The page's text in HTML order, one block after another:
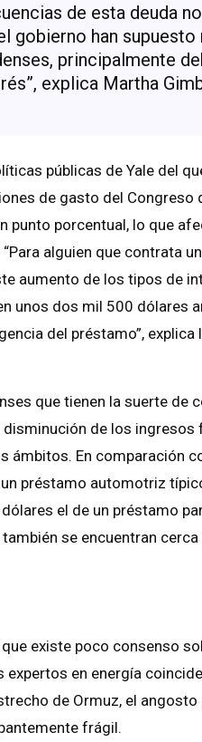
de esta deuda
gobierno han
principalmente
explica Martha
públicas de Yale del
de gasto del Congreso
punto porcentual, lo que
alguien que contrata
aumento de los tipos de
unos dos mil 500 dólares
del préstamo”, explica
que tienen la suerte de
de los ingresos
En comparación
préstamo automotriz
el de un préstamo
se encuentran
existe poco consenso
en energía
de Ormuz, el
frágil.